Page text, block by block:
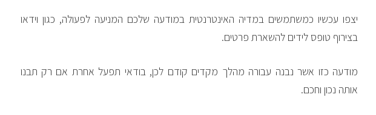
יצפו עכשיו כמשתמשים במדיה האינטרנטית במודעה שלכם המניעה לפעולה, כגון וידאו
בצירוף טופס לידים להשארת פרטים.
מודעה כזו אשר נבנה עבורה מהלך מקדים קודם לכן, בודאי תפעל אחרת אם רק תבנו
אותה נכון וחכם.